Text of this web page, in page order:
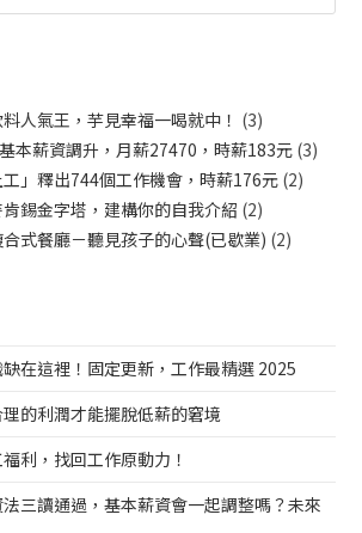
料人氣王，芋見幸福一喝就中！ (3)
本薪資調升，月薪27470，時薪183元 (3)
」釋出744個工作機會，時薪176元 (2)
肯錫金字塔，建構你的自我介紹 (2)
合式餐廳－聽見孩子的心聲(已歇業) (2)
缺在這裡！固定更新，工作最精選 2025
理的利潤才能擺脫低薪的窘境
利，找回工作原動力！
法三讀通過，基本薪資會一起調整嗎？未來